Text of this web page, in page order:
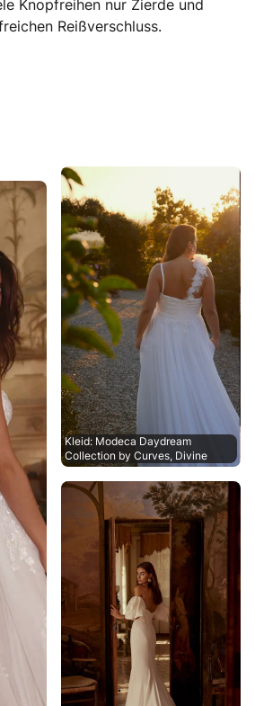
Knopfreihen nur Zierde und
Reißverschluss.
Kleid: Modeca Daydream
Collection by Curves, Divine